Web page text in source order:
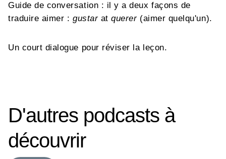
Guide de conversation : il y a deux façons de
traduire aimer :gustar atquerer (aimer quelqu'un).
Un court dialogue pour réviser la leçon.
D'autres podcasts à
découvrir